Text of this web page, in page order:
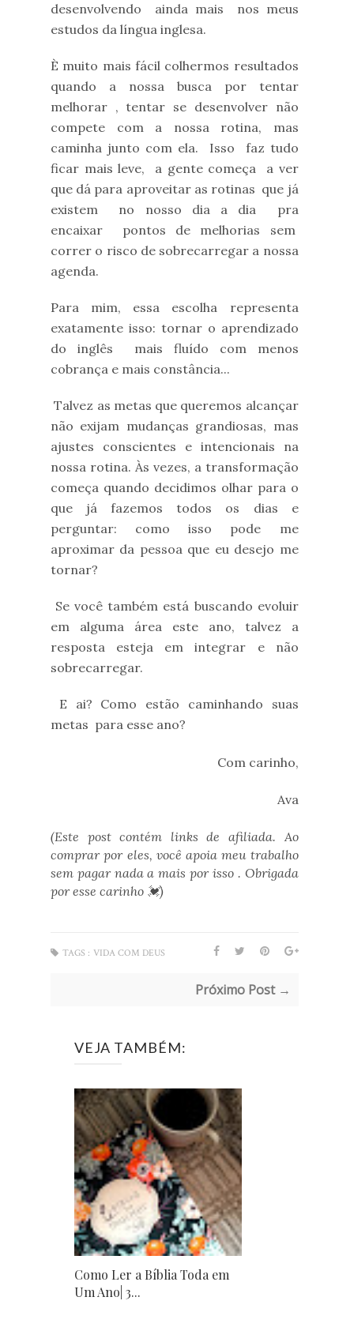
desenvolvendo ainda mais nos meus
estudos da língua inglesa.
È muito mais fácil colhermos resultados
quando a nossa busca por tentar
melhorar , tentar se desenvolver não
compete com a nossa rotina, mas
caminha junto com ela. Isso faz tudo
ficar mais leve, a gente começa a ver
que dá para aproveitar as rotinas que já
existem no nosso dia a dia pra
encaixar pontos de melhorias sem
correr o risco de sobrecarregar a nossa
agenda.
Para mim, essa escolha representa
exatamente isso: tornar o aprendizado
do inglês mais fluído com menos
cobrança e mais constância...
Talvez as metas que queremos alcançar
não exijam mudanças grandiosas, mas
ajustes conscientes e intencionais na
nossa rotina. Às vezes, a transformação
começa quando decidimos olhar para o
que já fazemos todos os dias e
perguntar: como isso pode me
aproximar da pessoa que eu desejo me
tornar?
Se você também está buscando evoluir
em alguma área este ano, talvez a
resposta esteja em integrar e não
sobrecarregar.
E ai? Como estão caminhando suas
metas para esse ano?
Com carinho,
Ava
(Este post contém links de afiliada. Ao
comprar por eles, você apoia meu trabalho
sem pagar nada a mais por isso . Obrigada
por esse carinho 💓)
TAGS : VIDA COM DEUS
Próximo Post →
VEJA TAMBÉM:
Como Ler a Bíblia Toda em
Um Ano| 3...